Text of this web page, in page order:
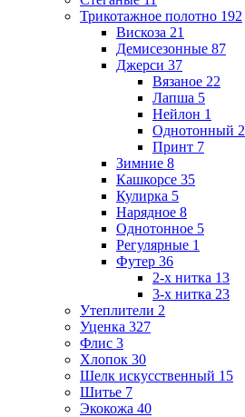
Трикотажное полотно 192
Вискоза 21
Демисезонные 87
Джерси 37
Вязаное 22
Лапша 5
Нейлон 1
Однотонный 2
Принт 7
Зимние 8
Кашкорсе 35
Кулирка 5
Нарядное 8
Однотонное 5
Регулярные 1
Футер 36
2-х нитка 13
3-х нитка 23
Утеплители 2
Уценка 327
Флис 3
Хлопок 30
Шелк искусственный 15
Шитье 7
Экокожа 40